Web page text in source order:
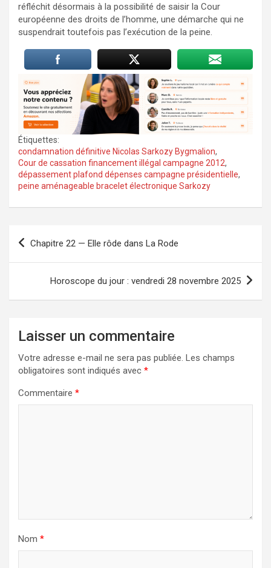
réfléchit désormais à la possibilité de saisir la Cour
européenne des droits de l’homme, une démarche qui ne
suspendrait toutefois pas l’exécution de la peine.
Étiquettes:
condamnation définitive Nicolas Sarkozy Bygmalion,
Cour de cassation financement illégal campagne 2012,
dépassement plafond dépenses campagne présidentielle,
peine aménageable bracelet électronique Sarkozy
Navigation
Chapitre 22 — Elle rôde dans La Rode
Horoscope du jour : vendredi 28 novembre 2025
Laisser un commentaire
Votre adresse e-mail ne sera pas publiée. Les champs
obligatoires sont indiqués avec *
Commentaire *
Nom *